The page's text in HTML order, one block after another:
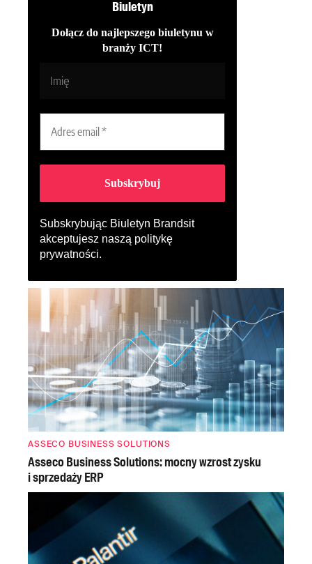
Biuletyn
Dołącz do najlepszego biuletynu w
branży ICT!
Subskrybując Biuletyn Brandsit
akceptujesz naszą politykę
prywatności.
ASSECO BUSINESS SOLUTIONS
Asseco Business Solutions: mocny wzrost zysku
i sprzedaży ERP